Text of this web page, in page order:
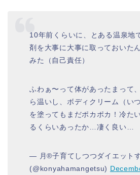
10年前くらいに、とある温泉地
剤を大事に大事に取っておいた
みた（自己責任）
ふわぁ〜って体があったまって
ら温いし、ボディクリーム（い
を塗ってもまだポカポカ！冷た
るくらいあったか…凄く良い…
— 月®︎子育てしつつダイエット
(@konyahamangetsu)